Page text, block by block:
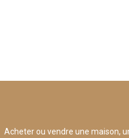
Acheter ou vendre une maison,